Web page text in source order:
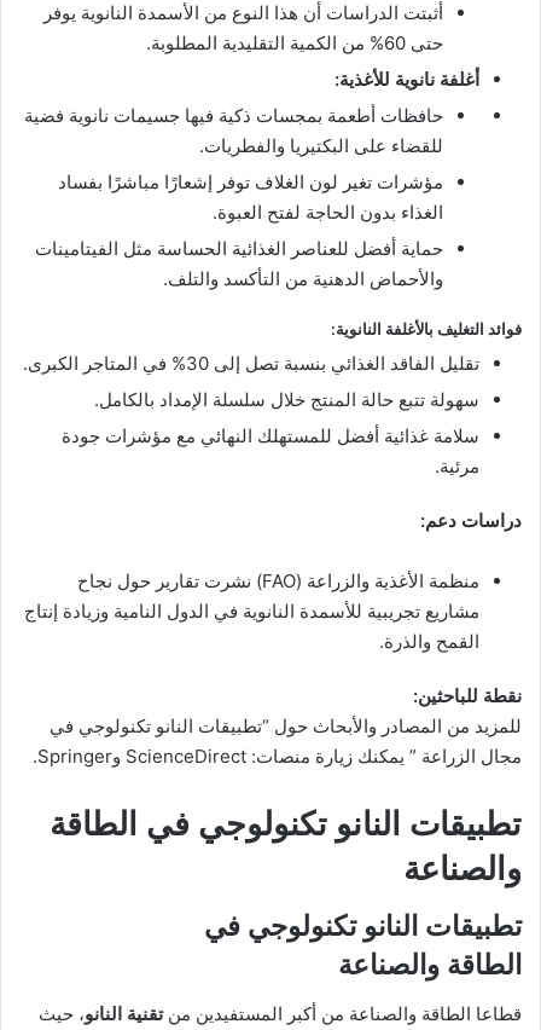
أثبتت الدراسات أن هذا النوع من الأسمدة النانوية يوفر
حتى 60% من الكمية التقليدية المطلوبة.
أغلفة نانوية للأغذية:
حافظات أطعمة بمجسات ذكية فيها جسيمات نانوية فضية
للقضاء على البكتيريا والفطريات.
مؤشرات تغير لون الغلاف توفر إشعارًا مباشرًا بفساد
الغذاء بدون الحاجة لفتح العبوة.
حماية أفضل للعناصر الغذائية الحساسة مثل الفيتامينات
والأحماض الدهنية من التأكسد والتلف.
فوائد التغليف بالأغلفة النانوية:
تقليل الفاقد الغذائي بنسبة تصل إلى 30% في المتاجر الكبرى.
سهولة تتبع حالة المنتج خلال سلسلة الإمداد بالكامل.
سلامة غذائية أفضل للمستهلك النهائي مع مؤشرات جودة
مرئية.
دراسات دعم:
منظمة الأغذية والزراعة (FAO) نشرت تقارير حول نجاح
مشاريع تجريبية للأسمدة النانوية في الدول النامية وزيادة إنتاج
القمح والذرة.
نقطة للباحثين:
للمزيد من المصادر والأبحاث حول “تطبيقات النانو تكنولوجي في
مجال الزراعة ” يمكنك زيارة منصات: ScienceDirect وSpringer.
تطبيقات النانو تكنولوجي في الطاقة
والصناعة
تطبيقات النانو تكنولوجي في
الطاقة والصناعة
قطاعا الطاقة والصناعة من أكبر المستفيدين منتقنية النانو، حيث